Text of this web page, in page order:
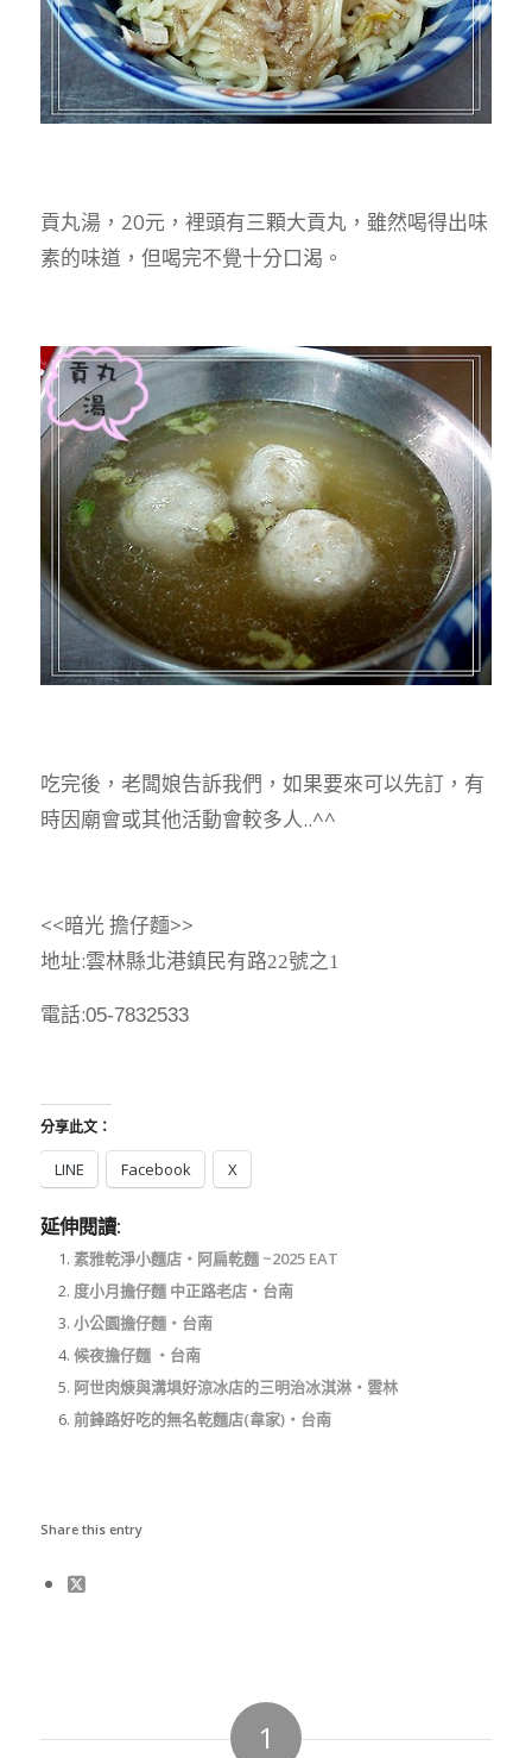
貢丸湯，20元，裡頭有三顆大貢丸，雖然喝得出味
素的味道，但喝完不覺十分口渴。
吃完後，老闆娘告訴我們，如果要來可以先訂，有
時因廟會或其他活動會較多人..^^
<<暗光 擔仔麵>>
地址:雲林縣北港鎮民有路22號之1
電話:05-7832533
分享此文：
LINE Facebook X
延伸閱讀:
素雅乾淨小麵店‧阿扁乾麵 ~2025 EAT
度小月擔仔麵 中正路老店‧台南
小公園擔仔麵‧台南
候夜擔仔麵 ‧台南
阿世肉焿與溝埧好涼冰店的三明治冰淇淋‧雲林
前鋒路好吃的無名乾麵店(韋家)‧台南
Share this entry
1